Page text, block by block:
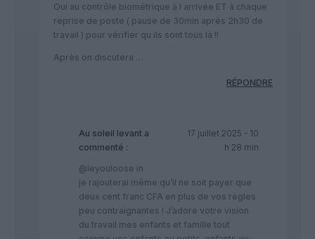
Oui au contrôle biométrique à l arrivée ET à chaque
reprise de poste ( pause de 30min après 2h30 de
travail ) pour vérifier qu ils sont tous là !!
Après on discutera …
RÉPONDRE
Au soleil levant a
commenté :
17 juillet 2025 - 10
h 28 min
@leyouloose in
je rajouterai même qu’il ne soit payer que
deux cent franc CFA en plus de vos règles
peu contraignantes ! J’adore votre vision
du travail mes enfants et famille tout